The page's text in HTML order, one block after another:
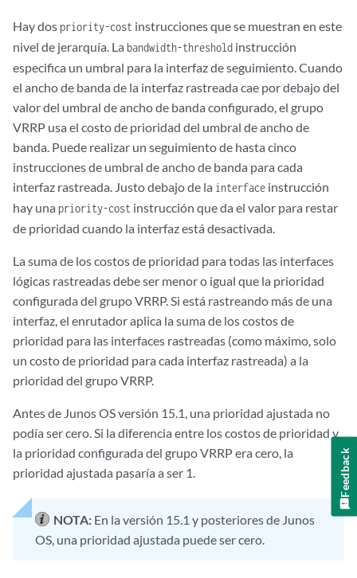
Hay dospriority-cost instrucciones que se muestran en este
nivel de jerarquía. La bandwidth-threshold instrucción
especifica un umbral para la interfaz de seguimiento. Cuando
el ancho de banda de la interfaz rastreada cae por debajo del
valor del umbral de ancho de banda configurado, el grupo
VRRP usa el costo de prioridad del umbral de ancho de
banda. Puede realizar un seguimiento de hasta cinco
instrucciones de umbral de ancho de banda para cada
interfaz rastreada. Justo debajo de la interface instrucción
hay una priority-cost instrucción que da el valor para restar
de prioridad cuando la interfaz está desactivada.
La suma de los costos de prioridad para todas las interfaces
lógicas rastreadas debe ser menor o igual que la prioridad
configurada del grupo VRRP. Si está rastreando más de una
interfaz, el enrutador aplica la suma de los costos de
prioridad para las interfaces rastreadas (como máximo, solo
un costo de prioridad para cada interfaz rastreada) a la
prioridad del grupo VRRP.
Antes de Junos OS versión 15.1, una prioridad ajustada no
podía ser cero. Si la diferencia entre los costos de prioridad y
la prioridad configurada del grupo VRRP era cero, la
prioridad ajustada pasaría a ser 1.
NOTA: En la versión 15.1 y posteriores de Junos
OS, una prioridad ajustada puede ser cero.
Feedback